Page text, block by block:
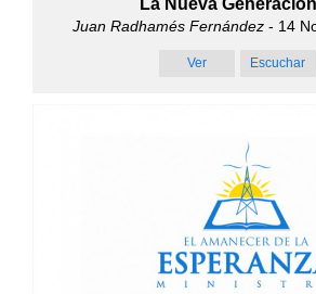
La Nueva
Juan Radhamés Fernández- 14
Ver Escuchar